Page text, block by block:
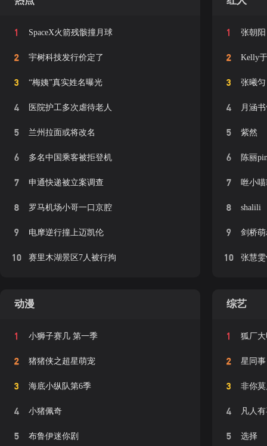
1 SpaceX火箭残骸撞月球
2 宇树科技发行价定了
3 “梅姨”真实姓名曝光
4 医院护工多次虐待老人
5 兰州拉面或将改名
6 多名中国乘客被拒登机
7 申通快递被立案调查
8 罗马机场小哥一口京腔
9 电摩逆行撞上迈凯伦
10 赛里木湖景区7人被行拘
1 张朝阳
2 Kelly
3 张曦匀
4 月涵
5 紫然
6 陈丽
7 咝小
8 shalili
9 剑桥
10 张慧雯
动漫
1 小狮子赛几 第一季
2 猪猪侠之超星萌宠
3 海底小纵队第6季
4 小猪佩奇
5 布鲁伊迷你剧
综艺
1 狐厂
2 星同事
3 非你
4 凡人
5 选择